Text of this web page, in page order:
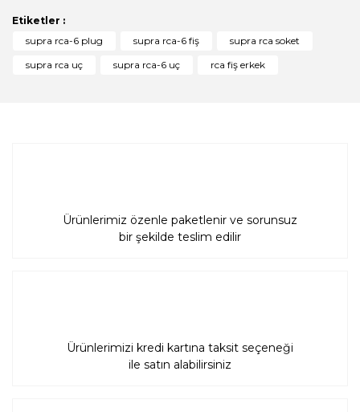
Yorum Yaz
Ürün açıklamasında eksik bilgiler bulunuyor.
Etiketler :
supra rca-6 plug
supra rca-6 fiş
supra rca soket
supra rca uç
supra rca-6 uç rca fiş erkek
Ürünlerimiz özenle paketlenir ve sorunsuz
bir şekilde teslim edilir
Ürünlerimizi kredi kartına taksit seçeneği
ile satın alabilirsiniz